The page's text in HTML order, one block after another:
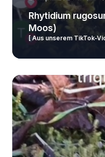
Rhytidium
Moos)
[ Aus unserem TikTok-